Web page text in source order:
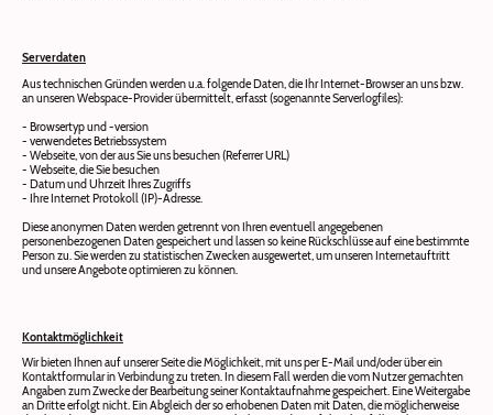
Serverdaten
Aus technischen Gründen werden u.a. folgende Daten, die Ihr Internet-Browser an uns bzw.
an unseren Webspace-Provider übermittelt, erfasst (sogenannte Serverlogfiles):
- Browsertyp und -version
- verwendetes Betriebssystem
- Webseite, von der aus Sie uns besuchen (Referrer URL)
- Webseite, die Sie besuchen
- Datum und Uhrzeit Ihres Zugriffs
- Ihre Internet Protokoll (IP)-Adresse.
Diese anonymen Daten werden getrennt von Ihren eventuell angegebenen
personenbezogenen Daten gespeichert und lassen so keine Rückschlüsse auf eine bestimmte
Person zu. Sie werden zu statistischen Zwecken ausgewertet, um unseren Internetauftritt
und unsere Angebote optimieren zu können.
Kontaktmöglichkeit
Wir bieten Ihnen auf unserer Seite die Möglichkeit, mit uns per E-Mail und/oder über ein
Kontaktformular in Verbindung zu treten. In diesem Fall werden die vom Nutzer gemachten
Angaben zum Zwecke der Bearbeitung seiner Kontaktaufnahme gespeichert. Eine Weitergabe
an Dritte erfolgt nicht. Ein Abgleich der so erhobenen Daten mit Daten, die möglicherweise